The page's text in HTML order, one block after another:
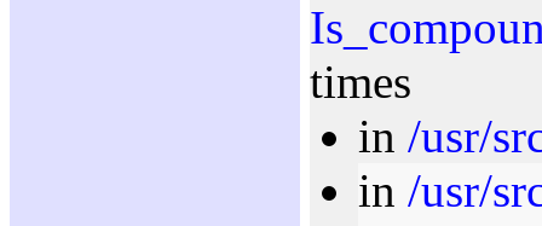
times
in /usr/
in /usr/